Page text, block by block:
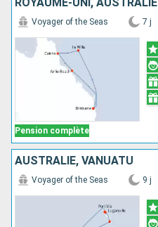
Pension complète
Voyager of the Seas 7 j
AUSTRALIE, VANUATU
Voyager of the Seas 9 j